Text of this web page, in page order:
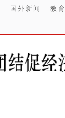
国外新闻
教